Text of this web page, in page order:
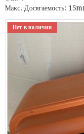
Макс. Досягаемость:
Нет в наличии